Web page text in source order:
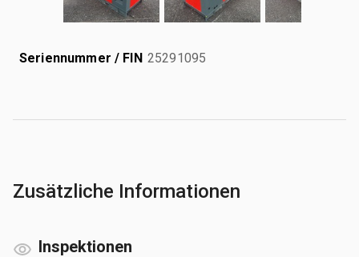
Seriennummer / FIN 25291095
Zusätzliche Informationen
Inspektionen